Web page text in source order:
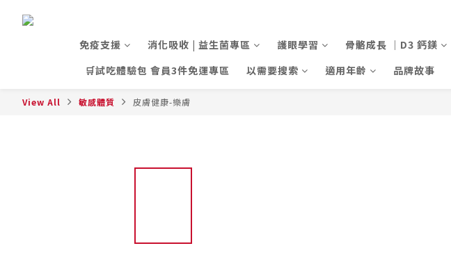
免疫支援
消化吸收 | 益生菌專區 護眼學習 骨骼成長 ｜D3 鈣鎂
🛒試吃體驗包 會員3件免運專區
以需要搜索 適用年齡 品牌故事
View All 敏感體質 皮膚健康-樂膚